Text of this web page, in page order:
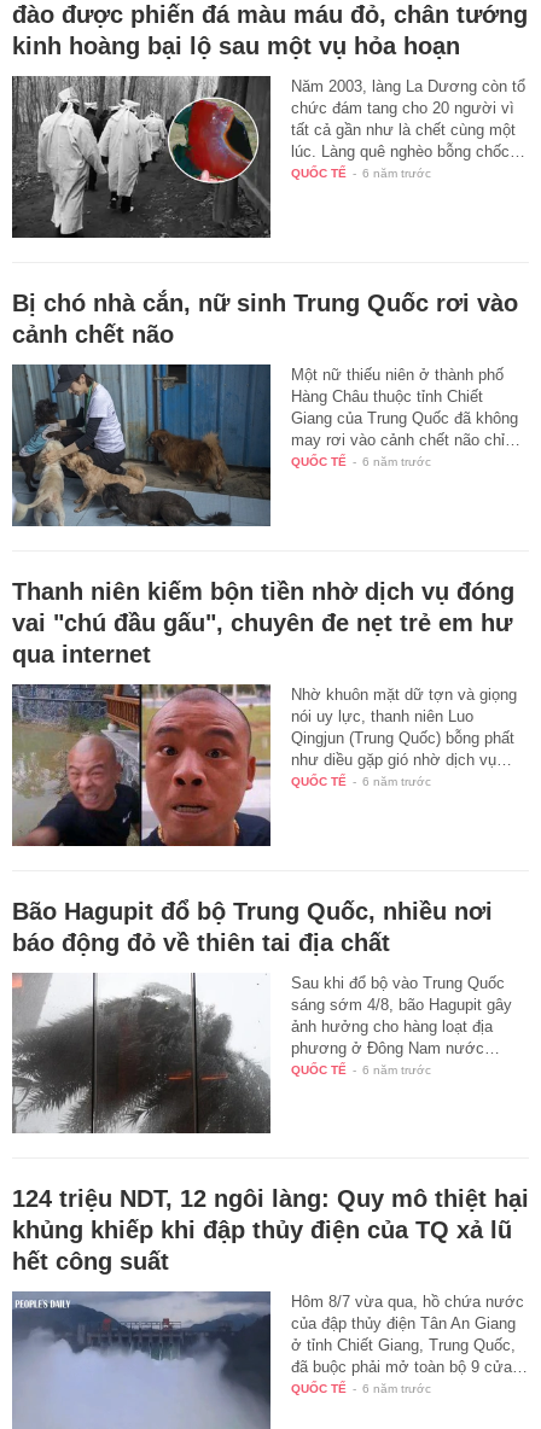
đào được phiến đá màu máu đỏ, chân tướng
kinh hoàng bại lộ sau một vụ hỏa hoạn
Năm 2003, làng La Dương còn tổ
chức đám tang cho 20 người vì
tất cả gần như là chết cùng một
lúc. Làng quê nghèo bỗng chốc…
QUỐC TẾ - 6 năm trước
Bị chó nhà cắn, nữ sinh Trung Quốc rơi vào
cảnh chết não
Một nữ thiếu niên ở thành phố
Hàng Châu thuộc tỉnh Chiết
Giang của Trung Quốc đã không
may rơi vào cảnh chết não chỉ…
QUỐC TẾ - 6 năm trước
Thanh niên kiếm bộn tiền nhờ dịch vụ đóng
vai "chú đầu gấu", chuyên đe nẹt trẻ em hư
qua internet
Nhờ khuôn mặt dữ tợn và giọng
nói uy lực, thanh niên Luo
Qingjun (Trung Quốc) bỗng phất
như diều gặp gió nhờ dịch vụ…
QUỐC TẾ - 6 năm trước
Bão Hagupit đổ bộ Trung Quốc, nhiều nơi
báo động đỏ về thiên tai địa chất
Sau khi đổ bộ vào Trung Quốc
sáng sớm 4/8, bão Hagupit gây
ảnh hưởng cho hàng loạt địa
phương ở Đông Nam nước…
QUỐC TẾ - 6 năm trước
124 triệu NDT, 12 ngôi làng: Quy mô thiệt hại
khủng khiếp khi đập thủy điện của TQ xả lũ
hết công suất
Hôm 8/7 vừa qua, hồ chứa nước
của đập thủy điện Tân An Giang
ở tỉnh Chiết Giang, Trung Quốc,
đã buộc phải mở toàn bộ 9 cửa…
QUỐC TẾ - 6 năm trước